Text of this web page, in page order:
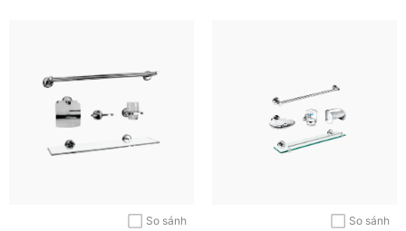
So sánh So sánh